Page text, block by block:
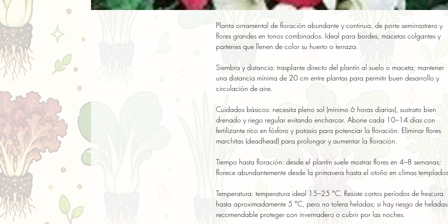
Planta ornamental de floración abundante y continua, de porte semirrastrero y
flores grandes en tonos combinados. Ideal para bordes, macetas colgantes y
parterres que llenen de color su huerto o terraza.
Siembra y distancia: trasplante directo del plantín al suelo o maceta; mantener
una distancia mínima de 20 cm entre plantas para permitir buen desarrollo y
circulación de aire.
Cuidados básicos: necesita pleno sol (mínimo 6 horas diarias), sustrato bien
drenado y riego regular evitando encharcar. Abone cada 10–14 días con
fertilizante rico en fósforo y potasio para potenciar la floración. Eliminar flores
marchitas (deadhead) para prolongar y aumentar la floración.
Tiempo hasta floración: desde el plantín suele mostrar flores en 4–8 semanas;
florece abundantemente desde la primavera hasta el otoño en climas
Temperatura: temperatura ideal 15–25 °C. Resiste cortos períodos de frescura
hasta aproximadamente 5 °C, pero no tolera heladas; si hay riesgo de
recomendable proteger con invernadero o cubrir por las noches.